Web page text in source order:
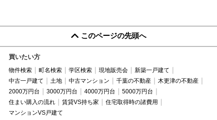
このページの先頭へ
買いたい方
物件検索 町名検索 学区検索 現地販売会
新築一戸建て
中古一戸建て
土地 中古マンション 千葉の不動産
木更津の不動産
2000万円台
3000万円台 4000万円台
5000万円台
住まい購入の流れ
賃貸VS持ち家
住宅取得時の諸費用
マンションVS戸建て